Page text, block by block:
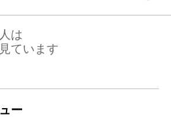
は
ています
ー